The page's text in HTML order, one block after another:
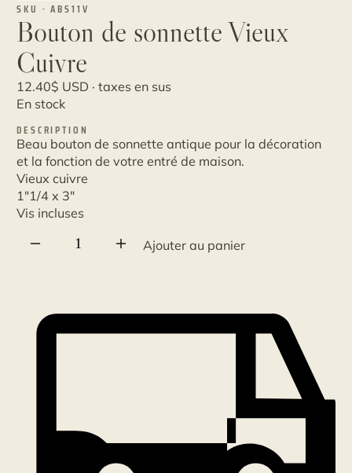
SKU · ABS11V
Bouton de sonnette Vieux
Cuivre
12.40$ USD · taxes en sus
En stock
DESCRIPTION
Beau bouton de sonnette antique pour la décoration
et la fonction de votre entré de maison.
Vieux cuivre
1"1/4 x 3"
Vis incluses
quantité
sonnette
Vieux
Ajouter au panier